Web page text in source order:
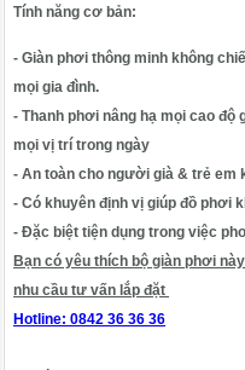
Tính năng cơ bản:
-Giàn phơi thông minh không
mọi gia đình.
- Thanh phơi nâng hạ mọi cao
mọi vị trí trong ngày
- An toàn cho người già & trẻ em
- Có khuyên định vị giúp đồ phơi
- Đặc biệt tiện dụng trong việc
Bạn có yêu thích bộ giàn phơi
nhu cầu tư vấn lắp đặt
Hotline: 0842 36 36 36